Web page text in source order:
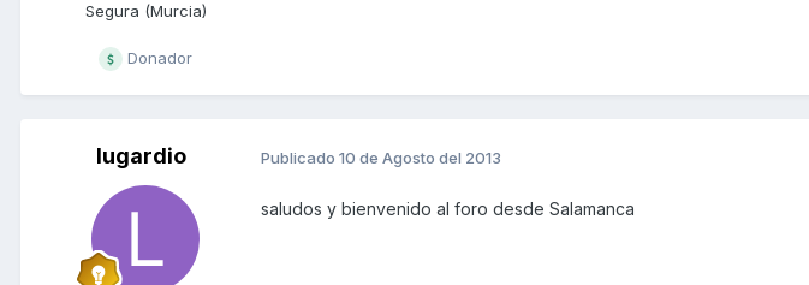
Segura (Murcia)
Donador
lugardio Publicado 10 de Agosto del 2013
saludos y bienvenido al foro desde Salamanca